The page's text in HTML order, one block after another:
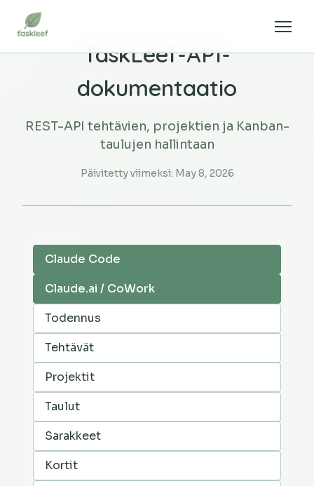
TaskLeef-API-
dokumentaatio
REST-API tehtävien, projektien ja Kanban-
taulujen hallintaan
Päivitetty viimeksi: May 8, 2026
Claude Code
Claude.ai / CoWork
Todennus
Tehtävät
Projektit
Taulut
Sarakkeet
Kortit